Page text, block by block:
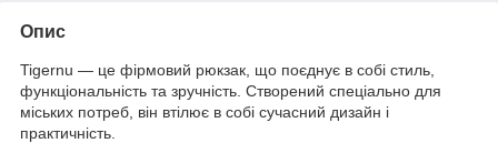
Опис
Tigernu — це фірмовий рюкзак, що поєднує в собі стиль,
функціональність та зручність. Створений спеціально для
міських потреб, він втілює в собі сучасний дизайн і
практичність.